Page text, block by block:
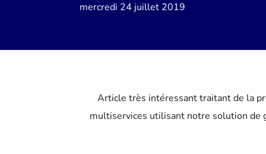
mercredi 24 juillet 2019
Article très intéressant traitant de la
multiservices utilisant notre solution de